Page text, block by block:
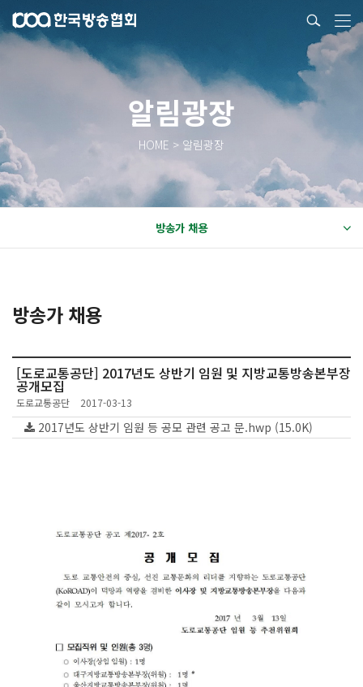
알림광장
HOME > 알림광장
방송가 채용
방송가 채용
[도로교통공단] 2017년도 상반기 임원 및 지방교통방송본부장
공개모집
도로교통공단 2017-03-13
2017년도 상반기 임원 등 공모 관련 공고 문.hwp (15.0K)